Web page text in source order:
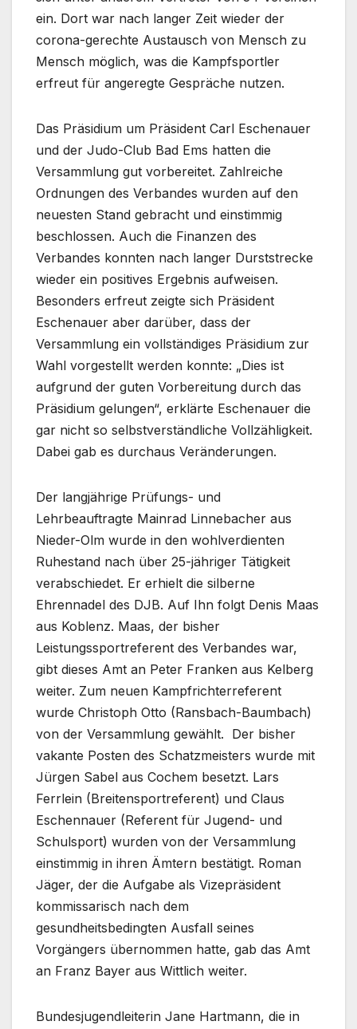
ein. Dort war nach langer Zeit wieder der
corona-gerechte Austausch von Mensch zu
Mensch möglich, was die Kampfsportler
erfreut für angeregte Gespräche nutzen.
Das Präsidium um Präsident Carl Eschenauer
und der Judo-Club Bad Ems hatten die
Versammlung gut vorbereitet. Zahlreiche
Ordnungen des Verbandes wurden auf den
neuesten Stand gebracht und einstimmig
beschlossen. Auch die Finanzen des
Verbandes konnten nach langer Durststrecke
wieder ein positives Ergebnis aufweisen.
Besonders erfreut zeigte sich Präsident
Eschenauer aber darüber, dass der
Versammlung ein vollständiges Präsidium zur
Wahl vorgestellt werden konnte: „Dies ist
aufgrund der guten Vorbereitung durch das
Präsidium gelungen“, erklärte Eschenauer die
gar nicht so selbstverständliche Vollzähligkeit.
Dabei gab es durchaus Veränderungen.
Der langjährige Prüfungs- und
Lehrbeauftragte Mainrad Linnebacher aus
Nieder-Olm wurde in den wohlverdienten
Ruhestand nach über 25-jähriger Tätigkeit
verabschiedet. Er erhielt die silberne
Ehrennadel des DJB. Auf Ihn folgt Denis Maas
aus Koblenz. Maas, der bisher
Leistungssportreferent des Verbandes war,
gibt dieses Amt an Peter Franken aus Kelberg
weiter. Zum neuen Kampfrichterreferent
wurde Christoph Otto (Ransbach-Baumbach)
von der Versammlung gewählt. Der bisher
vakante Posten des Schatzmeisters wurde mit
Jürgen Sabel aus Cochem besetzt. Lars
Ferrlein (Breitensportreferent) und Claus
Eschennauer (Referent für Jugend- und
Schulsport) wurden von der Versammlung
einstimmig in ihren Ämtern bestätigt. Roman
Jäger, der die Aufgabe als Vizepräsident
kommissarisch nach dem
gesundheitsbedingten Ausfall seines
Vorgängers übernommen hatte, gab das Amt
an Franz Bayer aus Wittlich weiter.
Bundesjugendleiterin Jane Hartmann, die in